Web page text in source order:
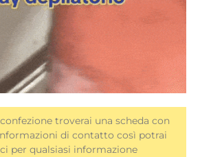
troverai una scheda con
di contatto così potrai
per qualsiasi informazione